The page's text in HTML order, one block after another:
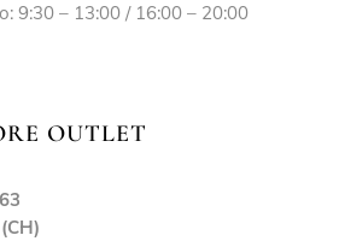
9:30 – 13:00 / 16:00 – 20:00
OUTLET